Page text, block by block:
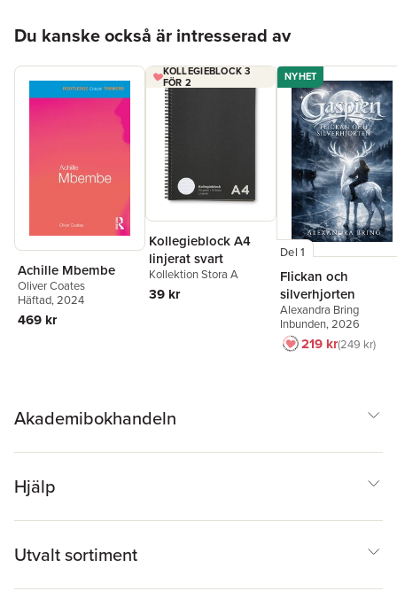
Du kanske också är intresserad av
Achille Mbembe
Oliver Coates
Häftad, 2024
469 kr
KOLLEGIEBLOCK 3
FÖR 2
Kollegieblock A4
linjerat svart
Kollektion Stora A
39 kr
NYHET
Del 1
Flickan och
silverhjorten
Alexandra Bring
Inbunden, 2026
219 kr249 kr
Akademibokhandeln
Hjälp
Utvalt sortiment